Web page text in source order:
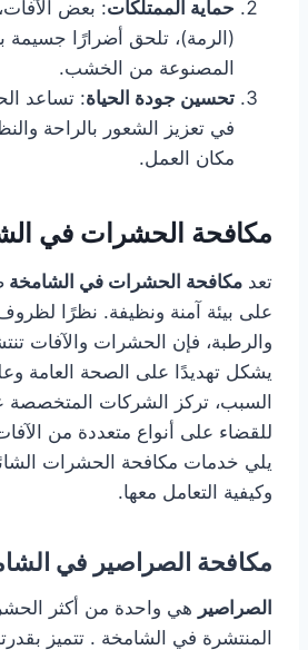
حماية الممتلكات: بعض
(الرمة)، تلحق أضرارًا جسيمة
المصنوعة من الخشب.
تحسين جودة الحياة: تساعد
في تعزيز الشعور بالراحة
مكان العمل.
مكافحة الحشرات في
تعد مكافحة الحشرات في الشامخة
على بيئة آمنة ونظيفة. نظرًا
والرطبة، فإن الحشرات والآفات
يشكل تهديدًا على الصحة العامة
السبب، تركز الشركات
للقضاء على أنواع متعددة من
يلي خدمات مكافحة الحشرات
وكيفية التعامل معها.
مكافحة الصراصير في
الصراصير هي واحدة من أكثر
المنتشرة في الشامخة . تتميز